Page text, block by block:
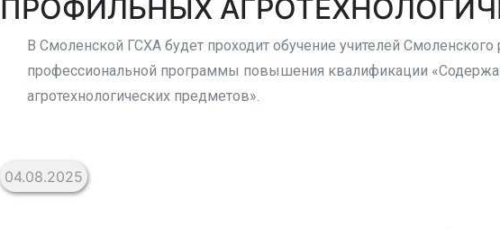
ПРОФИЛЬНЫХ
В Смоленской ГСХА будет проходит обучение учителей
профессиональной программы повышения квалификации
агротехнологических предметов».
04.08.2025